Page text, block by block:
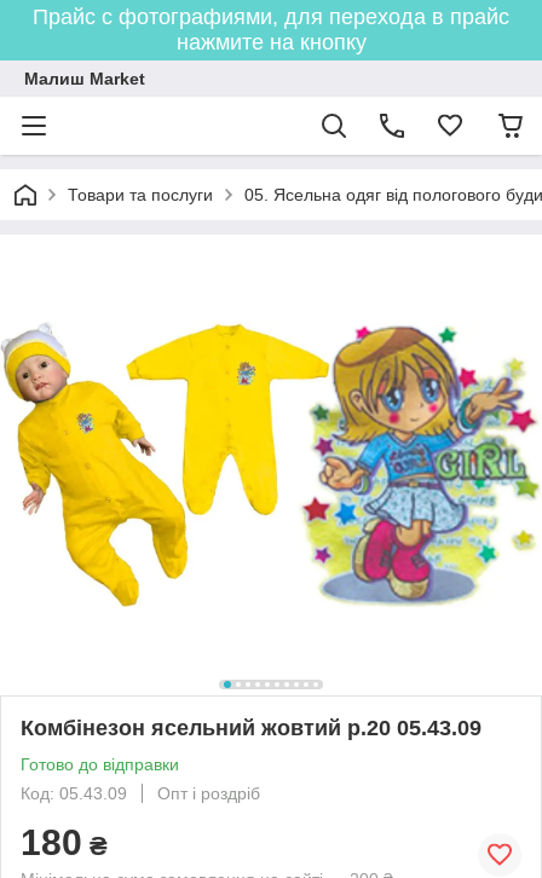
Прайс с фотографиями, для перехода в прайс
нажмите на кнопку
Малиш Market
Товари та послуги 05. Ясельна одяг від пологового
Комбінезон ясельний жовтий р.20 05.43.09
Готово до відправки
Код: 05.43.09
Опт і роздріб
180 ₴